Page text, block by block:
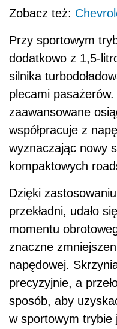
Zobacz też:
Przy sportowym
dodatkowo z 1,5-
silnika
plecami
zaawansowane
współpracuje z
wyznaczając nowy
kompaktowych
Dzięki zastosowaniu
przekładni, udało
momentu
znaczne
napędowej.
precyzyjnie, a
sposób, aby
w sportowym trybie